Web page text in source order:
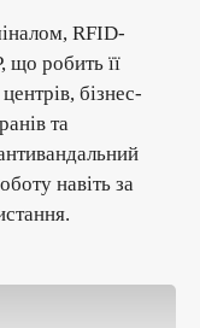
RFID-
що робить її
бізнес-
та
навіть за